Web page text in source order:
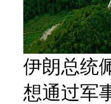
伊朗总统
想通过军